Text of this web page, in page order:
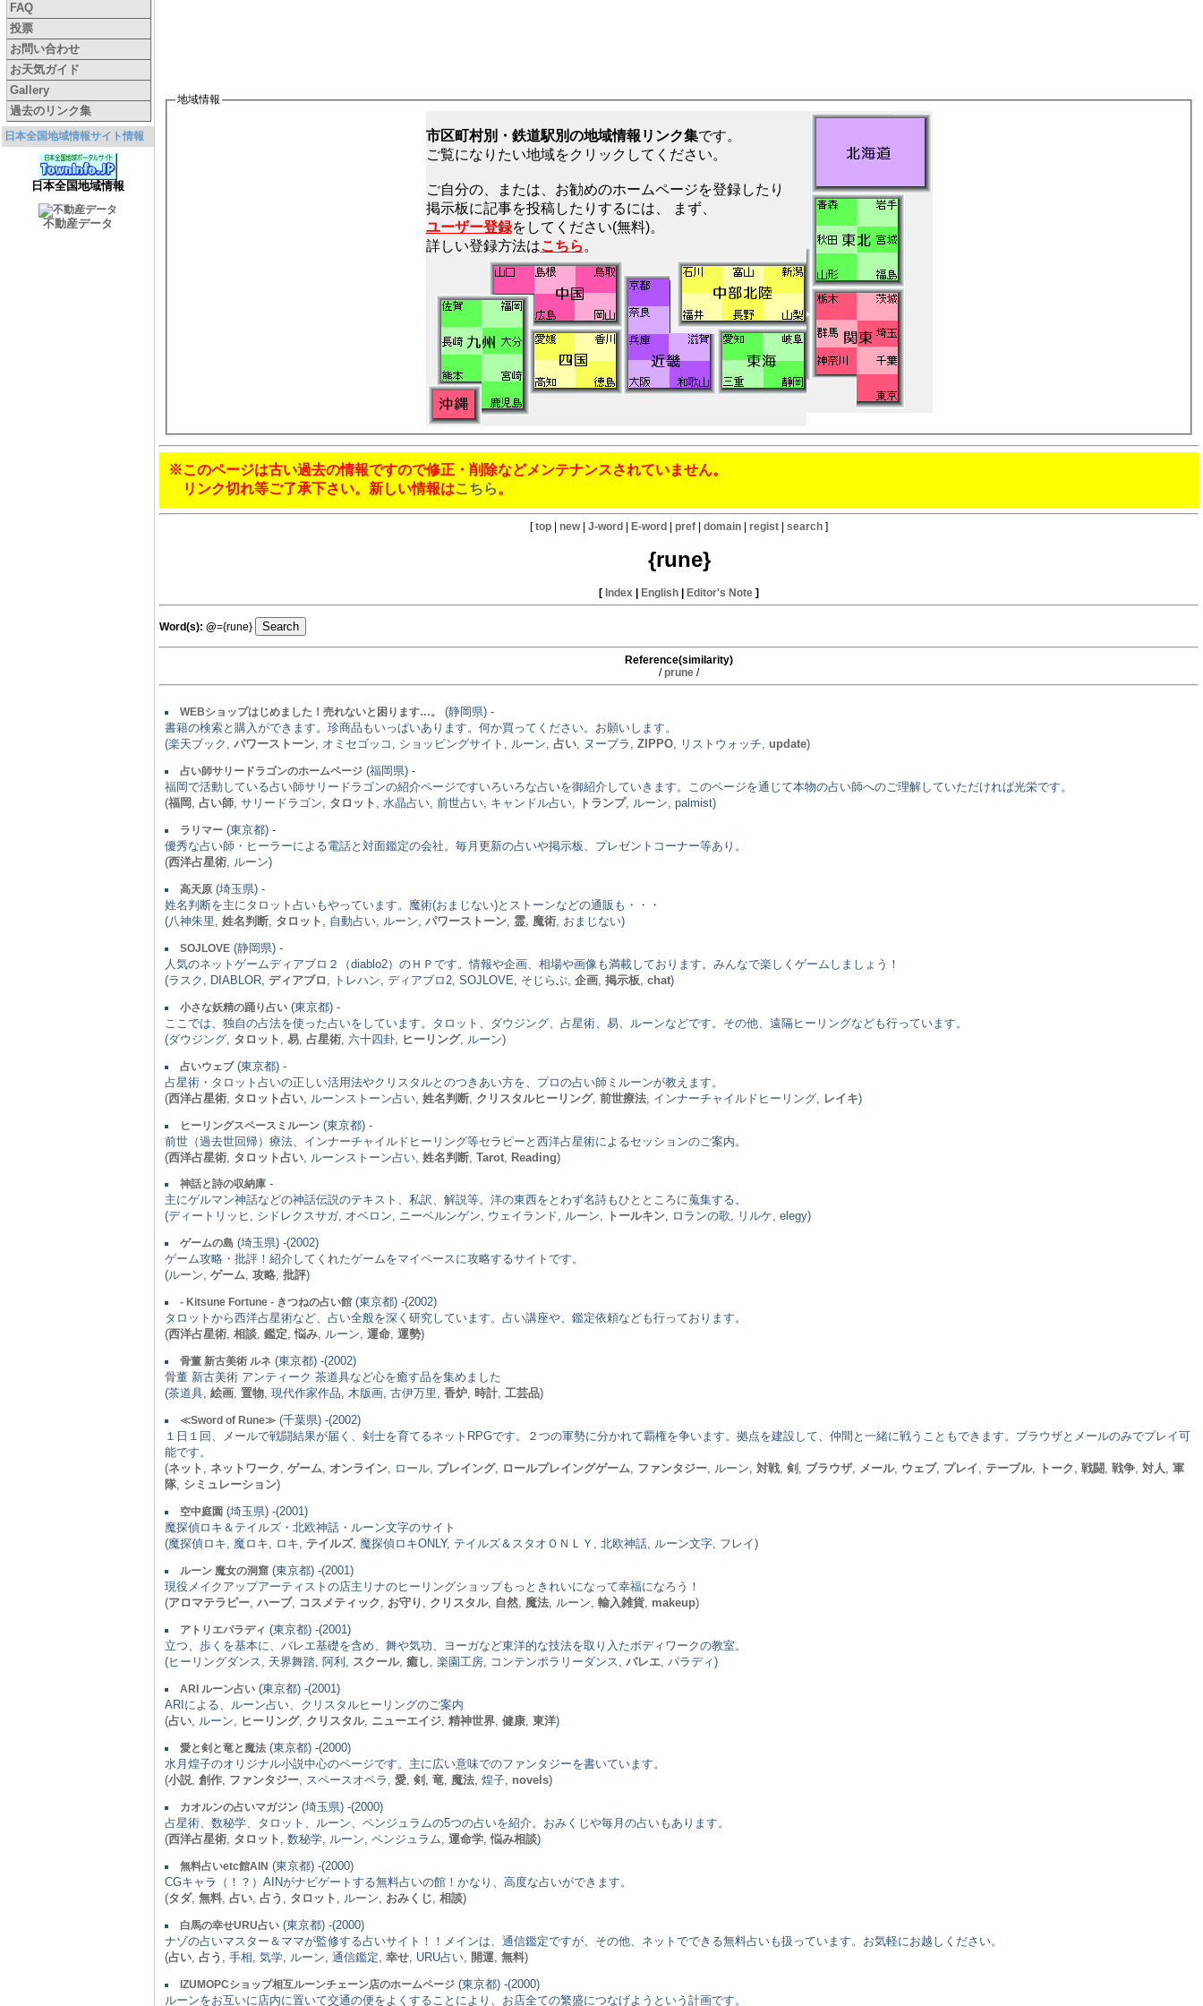
FAQ
投票
お問い合わせ
お天気ガイド
Gallery
過去のリンク集
日本全国地域情報サイト情報
日本全国地域情報
不動産データ
地域情報
市区町村別・鉄道駅別の地域情報リンク集です。
ご覧になりたい地域をクリックしてください。
ご自分の、または、お勧めのホームページを登録したり
掲示板に記事を投稿したりするには、 まず、
ユーザー登録をしてください(無料)。
詳しい登録方法はこちら 。
※このページは古い過去の情報ですので修正・削除などメンテナンスされていません。
リンク切れ等ご了承下さい。新しい情報はこちら。
[top | new| J-word | E-word | pref | domain | regist | search ]
{rune}
[ Index | English | Editor's Note ]
Word(s): @={rune}
Reference(similarity)
/prune /
WEBショップはじめました！売れないと困ります…。
(静岡県) -
書籍の検索と購入ができます。珍商品もいっぱいあります。何か買ってください。お願いします。
(楽天ブック, パワーストーン , オミセゴッコ, ショッピングサイト, ルーン, 占い , ヌーブラ, ZIPPO , リストウォッチ, update)
占い師サリードラゴンのホームページ (福岡県) -
福岡で活動している占い師サリードラゴンの紹介ページですいろいろな占いを御紹介していきます。このページを通じて本物の占い師へのご理解していただければ光栄です。
(福岡 占い師 , サリードラゴン, タロット , 水晶占い, 前世占い, キャンドル占い, トランプ, ルーン, palmist)
ラリマー (東京都) -
優秀な占い師・ヒーラーによる電話と対面鑑定の会社。毎月更新の占いや掲示板、プレゼントコーナー等あり。
(西洋占星術 , ルーン)
高天原 (埼玉県) -
姓名判断を主にタロット占いもやっています。魔術(おまじない)とストーンなどの通販も・・・
(八神朱里, 姓名判断 タロット , 自動占い, ルーン, パワーストーン 霊 魔術 , おまじない)
SOJLOVE (静岡県) -
人気のネットゲームディアブロ２（diablo2）のＨＰです。情報や企画、相場や画像も満載しております。みんなで楽しくゲームしましょう！
(ラスク, DIABLOR, ディアブロ , トレハン, ディアブロ2, SOJLOVE, そじらぶ, 企画 掲示板 chat)
小さな妖精の踊り占い (東京都) -
ここでは、独自の占法を使った占いをしています。タロット、ダウジング、占星術、易、ルーンなどです。その他、遠隔ヒーリングなども行っています。
(ダウジング, タロット 易 占星術 , 六十四卦, ヒーリング, ルーン)
占いウェブ(東京都) -
占星術・タロット占いの正しい活用法やクリスタルとのつきあい方を、プロの占い師ミルーンが教えます。
(西洋占星術 タロット占い , ルーンストーン占い, 姓名判断 クリスタルヒーリング, 前世療法 , インナーチャイルドヒーリング, レイキ)
ヒーリングスペースミルーン (東京都) -
前世（過去世回帰）療法、インナーチャイルドヒーリング等セラピーと西洋占星術によるセッションのご案内。
(西洋占星術 タロット占い , ルーンストーン占い, 姓名判断 Tarot Reading)
神話と詩の収納庫 -
主にゲルマン神話などの神話伝説のテキスト、私訳、解説等。洋の東西をとわず名詩もひとところに蒐集する。
(ディートリッヒ, シドレクスサガ, オベロン, ニーベルンゲン, ウェイランド, ルーン,
トールキン , ロランの歌, リルケ, elegy)
ゲームの島 (埼玉県) -(2002)
ゲーム攻略・批評！紹介してくれたゲームをマイペースに攻略するサイトです。
(ルーン, ゲーム 攻略 批評)
- Kitsune Fortune - きつねの占い館 (東京都) -(2002)
タロットから西洋占星術など、占い全般を深く研究しています。占い講座や、鑑定依頼なども行っております。
(西洋占星術 相談 鑑定 ,悩み , ルーン, 運命 運勢)
骨董 新古美術 ルネ (東京都) -(2002)
骨董 新古美術 アンティーク 茶道具など心を癒す品を集めました
(茶道具, 絵画 置物 , 現代作家作品, 木版画, 古伊万里, 香炉 時計 工芸品)
≪Sword of Rune≫ (千葉県) -(2002)
１日１回、メールで戦闘結果が届く、剣士を育てるネットRPGです。２つの軍勢に分かれて覇権を争います。拠点を建設して、仲間と一緒に戦うこともできます。ブラウザとメールのみでプレイ可
能です。
(ネット ネットワーク ゲーム オンライン , ロール, プレイング, ロールプレイングゲーム ファンタジー , ルーン, 対戦 剣 ブラウザ, メール, ウェブ, プレイ テーブル, トーク 戦闘 戦争 対人
軍
隊 シミュレーション)
空中庭園 (埼玉県) -(2001)
魔探偵ロキ＆テイルズ・北欧神話・ルーン文字のサイト
(魔探偵ロキ, 魔ロキ, ロキ, テイルズ, 魔探偵ロキONLY, テイルズ＆スタオＯＮＬＹ, 北欧神話, ルーン文字, フレイ)
ルーン 魔女の洞窟 (東京都) -(2001)
現役メイクアップアーティストの店主リナのヒーリングショップもっときれいになって幸福になろう！
(アロマテラピー ハーブ, コスメティック お守り クリスタル, 自然 魔法 , ルーン, 輸入雑貨 makeup)
アトリエパラディ (東京都) -(2001)
立つ、歩くを基本に、バレエ基礎を含め、舞や気功、ヨーガなど東洋的な技法を取り入たボディワークの教室。
(ヒーリングダンス, 天界舞踏, 阿利,
スクール, 癒し , 楽園工房, コンテンポラリーダンス, バレエ , パラディ)
ARI ルーン占い (東京都) -(2001)
ARIによる、ルーン占い、クリスタルヒーリングのご案内
(占い , ルーン, ヒーリング, クリスタル, ニューエイジ 精神世界 健康 東洋)
愛と剣と竜と魔法 (東京都) -(2000)
水月煌子のオリジナル小説中心のページです。主に広い意味でのファンタジーを書いています。
(小説 創作 ファンタジー , スペースオペラ, 愛 剣 竜 魔法 , 煌子, novels)
カオルンの占いマガジン (埼玉県) -(2000)
占星術、数秘学、タロット、ルーン、ペンジュラムの5つの占いを紹介。おみくじや毎月の占いもあります。
(西洋占星術 タロット , 数秘学, ルーン, ペンジュラム, 運命学 ,悩み相談)
無料占いetc館AIN (東京都) -(2000)
CGキャラ（！？）AINがナビゲートする無料占いの館！かなり、高度な占いができます。
(タダ, 無料 占い 占う タロット , ルーン, おみくじ 相談)
白馬の幸せURU占い (東京都) -(2000)
ナゾの占いマスター＆ママが監修する占いサイト！！メインは、通信鑑定ですが、その他、ネットでできる無料占いも扱っています。お気軽にお越しください。
(占い 占う , 手相, 気学, ルーン, 通信鑑定, 幸せ , URU占い, 開運 無料)
IZUMOPCショップ相互ルーンチェーン店のホームページ (東京都) -(2000)
ルーンをお互いに店内に置いて交通の便をよくすることにより、お店全ての繁盛につなげようという計画です。